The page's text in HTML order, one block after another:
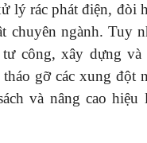
lý rác phát điện, đòi
chuyên ngành. Tuy
công, xây dựng
gỡ các xung đột
và nâng cao